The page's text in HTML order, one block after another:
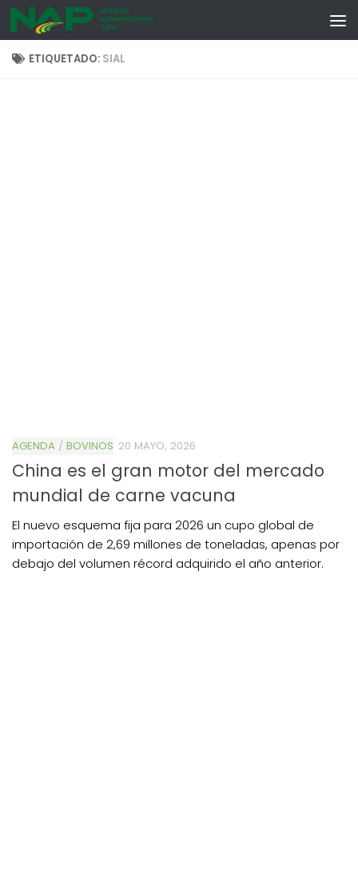
Skip to content
ETIQUETADO: SIAL
AGENDA / BOVINOS 20 MAYO, 2026
China es el gran motor del mercado
mundial de carne vacuna
El nuevo esquema fija para 2026 un cupo global de
importación de 2,69 millones de toneladas, apenas por
debajo del volumen récord adquirido el año anterior.